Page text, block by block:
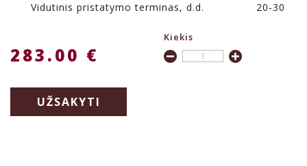
Vidutinis pristatymo terminas, d.d.
20-30
283.00 €
Kiekis
UŽSAKYTI